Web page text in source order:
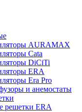
AURAMAX
Cata
DiCiTi
ERA
Era Pro
и анемостаты
решетки ERA